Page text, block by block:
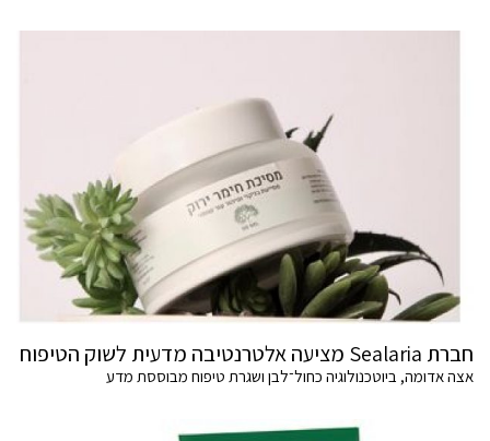
חברת Sealaria מציעה אלטרנטיבה מדעית לשוק הטיפוח
אצה אדומה, ביוטכנולוגיה כחול־לבן ושגרת טיפוח מבוססת מדע